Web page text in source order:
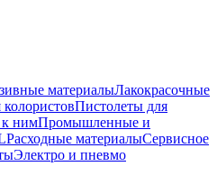
материалыЛакокрасочные
Пистолеты для
к нимПромышленные и
Расходные материалыСервисное
Электро и пневмо